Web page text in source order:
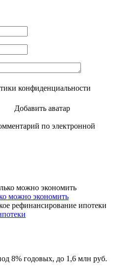
конфиденциальности
Добавить аватар
по электронной
можно экономить
8% годовых, до 1,6 млн руб.